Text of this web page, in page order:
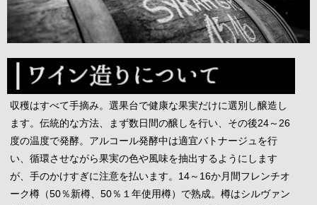
収穫はすべて手摘み。選果台で健康な果実だけに選別し醸造し
ます。伝統的な方法、まず数日間の醸しを行い、その後24～26
度の温度で発酵。アルコール発酵中は適宜バトナージュを行
い、循環させながら果実の色や風味を抽出するようにします
が、手のかけすぎに注意を払います。14～16か月間フレンチオ
ーク樽（50％新樽、50％１年使用樽）で熟成。樽はシルヴァン